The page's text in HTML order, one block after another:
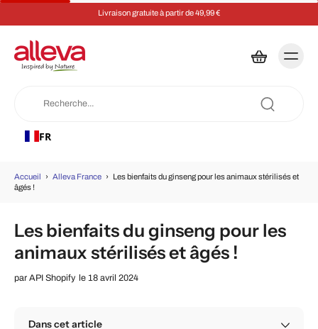
Livraison gratuite à partir de 49,99 €
FR
Accueil › Alleva France › Les bienfaits du ginseng pour les animaux stérilisés et
âgés !
Les bienfaits du ginseng pour les
animaux stérilisés et âgés !
par API Shopify le 18 avril 2024
Dans cet article